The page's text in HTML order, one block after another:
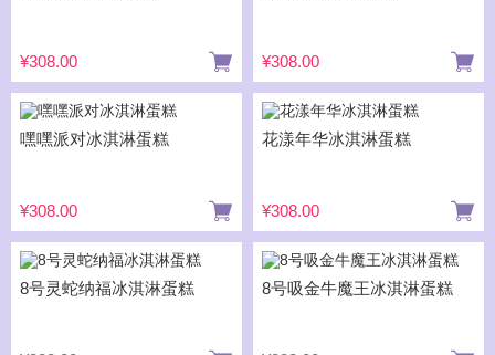
¥308.00 ¥308.00
嘿嘿派对冰淇淋蛋糕
¥308.00
花漾年华冰淇淋蛋糕
¥308.00
8号灵蛇纳福冰淇淋蛋糕 8号吸金牛魔王冰淇淋蛋糕